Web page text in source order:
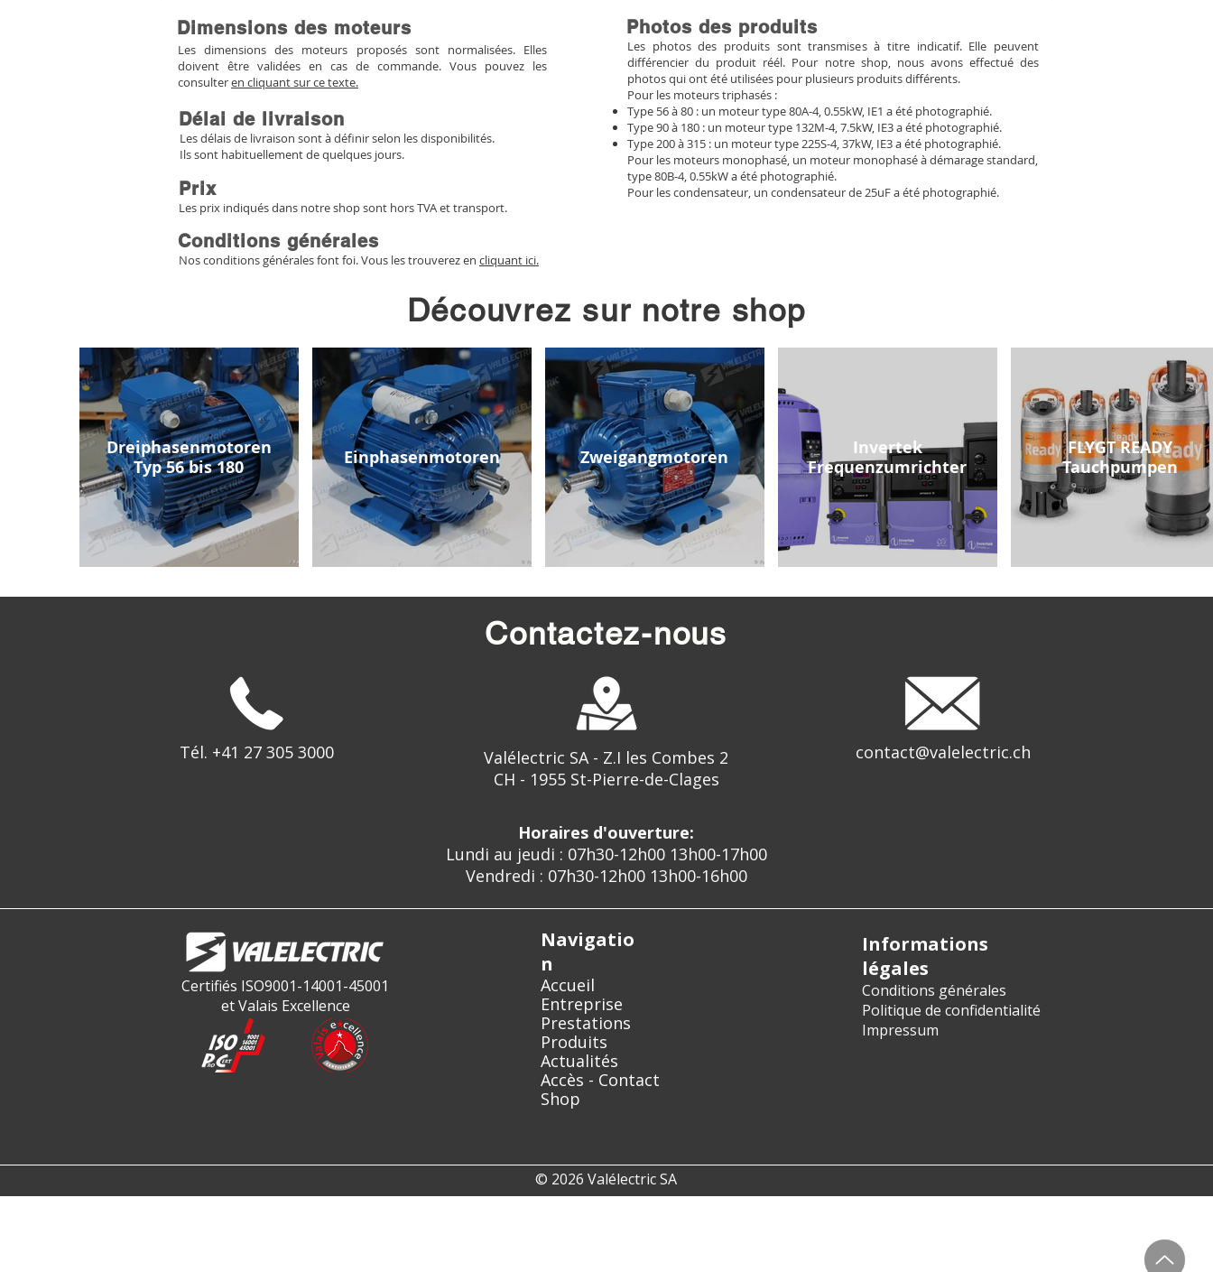
Dimensions des moteurs
Les dimensions des moteurs proposés sont normalisées. Elles
doivent être validées en cas de commande. Vous pouvez les
consulteren cliquant sur ce texte.
Délai de livraison
Les délais de livraison sont à définir selon les disponibilités.
Ils sont habituellement de quelques jours.
Prix
Les prix indiqués dans notre shop sont hors TVA et transport.
Conditions générales
Nos conditions générales font foi. Vous les trouverez en cliquant ici.
Photos des produits
Les photos des produits sont transmises à titre indicatif. Elle peuvent
différencier du produit réél. Pour notre shop, nous avons effectué des
photos qui ont été utilisées pour plusieurs produits différents.
Pour les moteurs triphasés :
Type 56 à 80 : un moteur type 80A-4, 0.55kW, IE1 a été photographié.
Type 90 à 180 : un moteur type 132M-4, 7.5kW, IE3 a été photographié.
Type 200 à 315 : un moteur type 225S-4, 37kW, IE3 a été photographié.
Pour les moteurs monophasé, un moteur monophasé à démarage standard,
type 80B-4, 0.55kW a été photographié.
Pour les condensateur, un condensateur de 25uF a été photographié.
Découvrez sur notre shop
Dreiphasenmotoren
Typ 56 bis 180
Einphasenmotoren Zweigangmotoren
Invertek
Frequenzumrichter
FLYGT READY
Tauchpumpen
Contactez-nous
Tél. +41 27 305 3000
Valélectric SA - Z.I les Combes 2
CH - 1955 St-Pierre-de-Clages
contact@valelectric.ch
Horaires d'ouverture:
Lundi au jeudi : 07h30-12h00 13h00-17h00
Vendredi : 07h30-12h00 13h00-16h00
Certifiés ISO9001-14001-45001
et Valais Excellence
Navigatio
n
Accueil
Entreprise
Prestations
Produits
Actualités
Accès - Contact
Shop
Informations
légales
Conditions générales
Politique de confidentialité
Impressum
© 2026 Valélectric SA